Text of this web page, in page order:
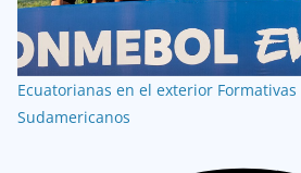
Ecuatorianas en el exterior Formativas
Sudamericanos